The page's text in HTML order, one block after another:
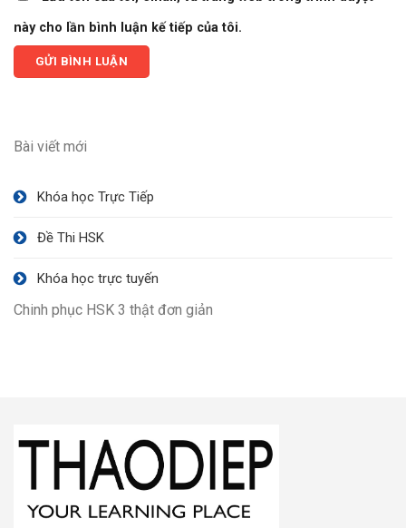
này cho lần bình luận kế tiếp của tôi.
Bài viết mới
Khóa học Trực Tiếp
Đề Thi HSK
Khóa học trực tuyến
Chinh phục HSK 3 thật đơn giản